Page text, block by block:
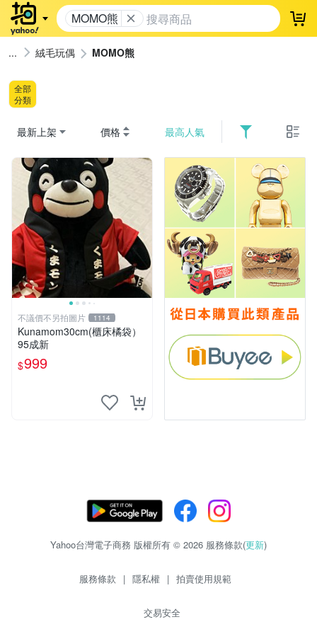
MOMO熊 登
絨毛玩偶 MOMO熊
全部
分類
最新上架 價格 最高人氣
不議價不另拍圖片 1114
Kunamom30cm(櫃床橘袋）
95成新
$999
Yahoo台灣電子商務 版權所有 © 2026 服務條款(更新)
服務條款 | 隱私權 | 拍賣使用規範
交易安全